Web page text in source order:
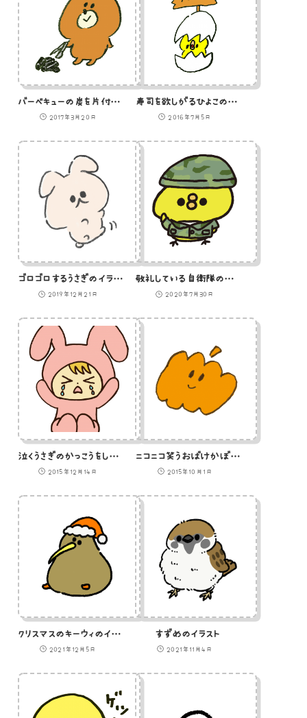
バーベキューの炭を片付ける熊のイラスト
2017年3月20日
寿司を欲しがるひよこのイラスト
2016年7月5日
ゴロゴロするうさぎのイラスト
2019年12月21日
敬礼している自衛隊のひよこのイラスト
2020年7月30日
泣くうさぎのかっこうをした子供のイラスト
2015年12月14日
ニコニコ笑うおばけかぼちゃのイラスト
2015年10月1日
クリスマスのキーウィのイラスト
2021年12月5日
すずめのイラスト
2021年11月4日